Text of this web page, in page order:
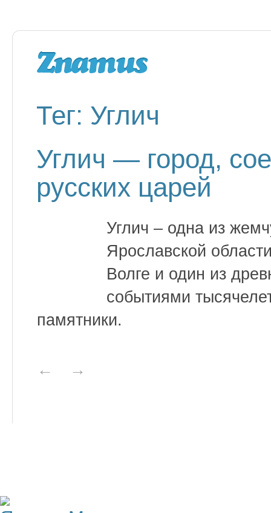
Тег: Углич
Углич — город,
русских царей
Углич – одна из
Ярославской
Волге и один из
событиями
памятники.
← →